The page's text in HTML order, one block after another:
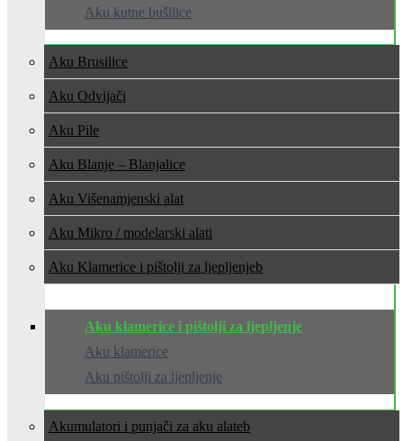
Aku kutne bušilice
Aku Brusilice
Aku Odvijači
Aku Pile
Aku Blanje – Blanjalice
Aku Višenamjenski alat
Aku Mikro / modelarski alati
Aku Klamerice i pištolji za ljepljenje
Aku klamerice i pištolji za ljepljenje
Aku klamerice
Aku pištolji za ljepljenje
Akumulatori i punjači za aku alate